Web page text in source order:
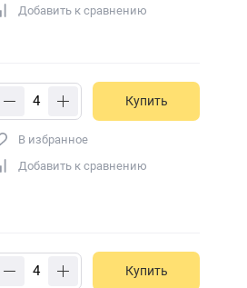
Добавить к сравнению
Купить
В избранное
Добавить к сравнению
Купить